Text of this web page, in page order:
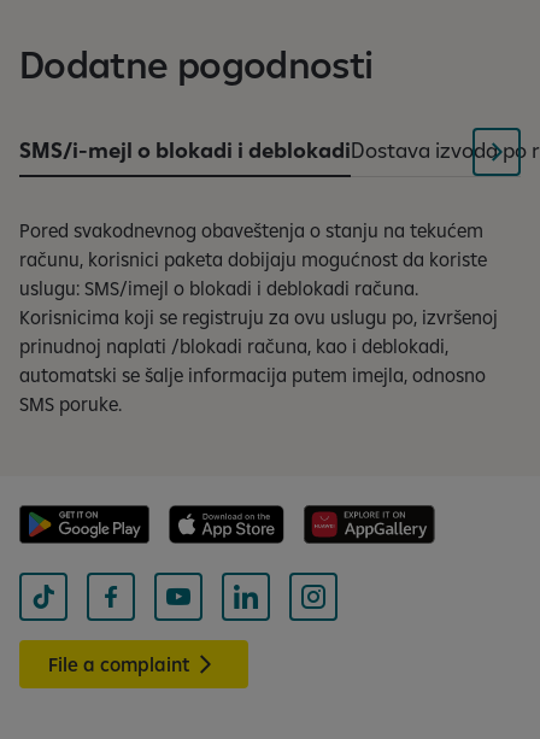
Dodatne pogodnosti
SMS/i-mejl o blokadi i deblokadiDostava izvoda po
Pored svakodnevnog obaveštenja o stanju na tekućem
računu, korisnici paketa dobijaju mogućnost da koriste
uslugu: SMS/imejl o blokadi i deblokadi računa.
Korisnicima koji se registruju za ovu uslugu po, izvršenoj
prinudnoj naplati /blokadi računa, kao i deblokadi,
automatski se šalje informacija putem imejla, odnosno
SMS poruke.
File a complaint